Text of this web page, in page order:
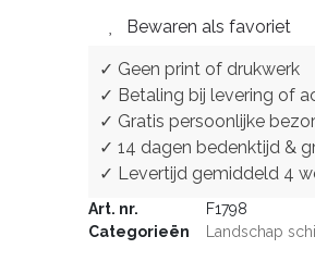
Bewaren als favoriet
✓ Geen print of drukwerk
✓ Betaling bij levering of
✓ Gratis persoonlijke
✓ 14 dagen bedenktijd &
✓ Levertijd gemiddeld 4
Art. nr.
F1798
Categorieën
Landschap